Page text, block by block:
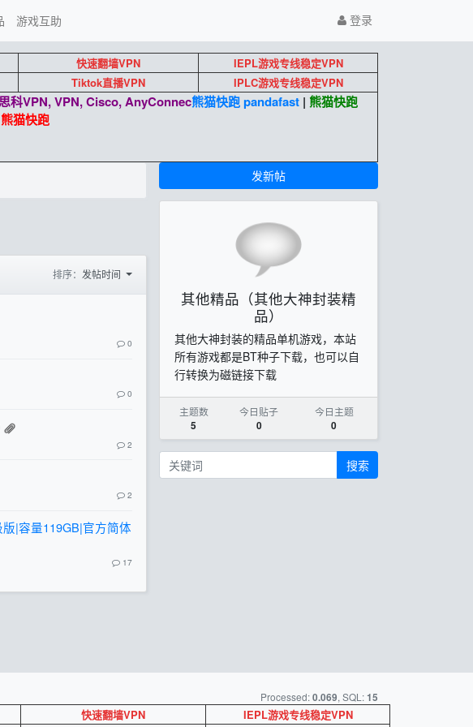
游戏互助 登录
快速翻墙VPN
IEPL游戏专线稳定VPN
Tiktok直播VPN IPLC游戏专线稳定VPN
科VPN, VPN, Cisco, AnyConnec熊猫快跑 pandafast| 熊猫快跑
猫快跑
排序： 发帖时间
0
0
2
2
|容量119GB|官方简体
17
发新帖
其他精品（其他大神封装精
品）
其他大神封装的精品单机游戏，本站
所有游戏都是BT种子下载，也可以自
行转换为磁链接下载
主题数
5
今日贴子
0
今日主题
0
搜索
Processed:0.069, SQL:15
快速翻墙VPN
IEPL游戏专线稳定VPN